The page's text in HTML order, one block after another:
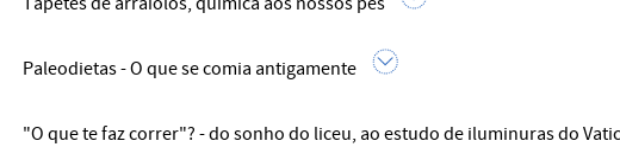
Paleodietas - O que se comia antigamente
"O que te faz correr"? - do sonho do liceu, ao estudo de iluminuras do